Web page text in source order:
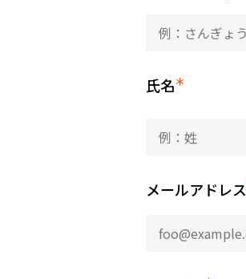
氏名＊
メールアドレス